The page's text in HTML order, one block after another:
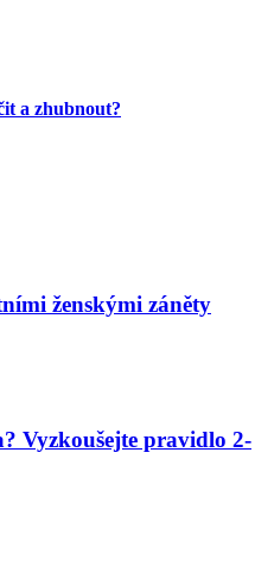
a zhubnout?
ženskými záněty
Vyzkoušejte pravidlo 2-